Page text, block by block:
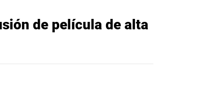
de película de alta